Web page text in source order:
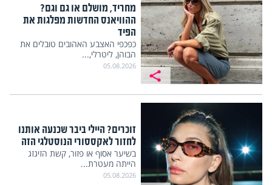
מחריד, מושלם או גם וגם?
ההוויאנס החדשות מפלגות את
הפיד
כפכפי האצבע האהובים טובלים את
הבוהן, ליטרלי,...
05.08.2026
זוכרים? היילי ביבר שכנעה אותנו
לחזור לאקססורי הנוסטלגי הזה
בשיער אסוף או פזור, קשת הזיגזג
הייתה מעטרת...
05.08.2026